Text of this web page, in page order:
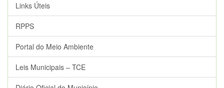
Links Úteis
RPPS
Portal do Meio Ambiente
Leis Municipais – TCE